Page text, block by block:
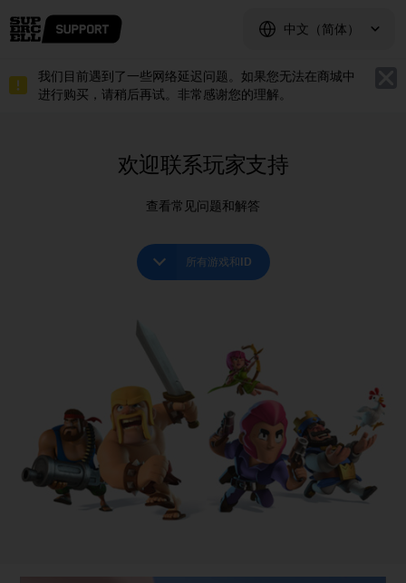
Skip to content
中文（简体）
我们目前遇到了一些网络延迟问题。如果您无法在商城中
进行购买，请稍后再试。非常感谢您的理解。
欢迎联系玩家支持
查看常见问题和解答
所有游戏和ID